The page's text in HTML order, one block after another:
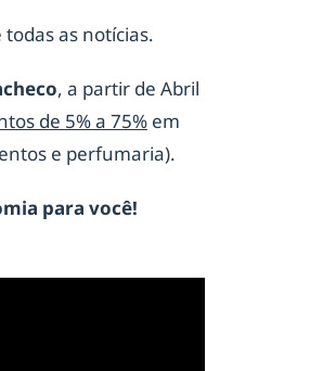
as notícias.
, a partir de Abril
de 5% a 75% em
e perfumaria).
para você!